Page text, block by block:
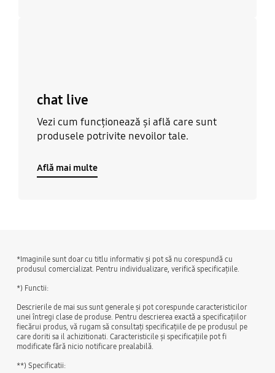
chat live
Vezi cum funcționează și află care sunt
produsele potrivite nevoilor tale.
Află mai multe
*Imaginile sunt doar cu titlu informativ și pot să nu corespundă cu
produsul comercializat. Pentru individualizare, verifică specificațiile.
*) Functii:
Descrierile de mai sus sunt generale şi pot corespunde caracteristicilor
unei întregi clase de produse. Pentru descrierea exactă a specificaţiilor
fiecărui produs, vă rugam să consultaţi specificaţiile de pe produsul pe
care doriti sa il achizitionati. Caracteristicile şi specificaţiile pot fi
modificate fără nicio notificare prealabilă.
**) Specificatii: